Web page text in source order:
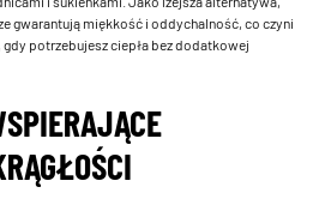
gwarantują miękkość i oddychalność, co czyni
potrzebujesz ciepła bez dodatkowej